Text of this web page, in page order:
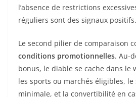
l’absence de restrictions
réguliers sont des signaux positifs.
Le second pilier de comparaison
conditions promotionnelles. Au-
bonus, le diable se cache dans le
les sports ou marchés éligibles, le
minimale, et la convertibilité en